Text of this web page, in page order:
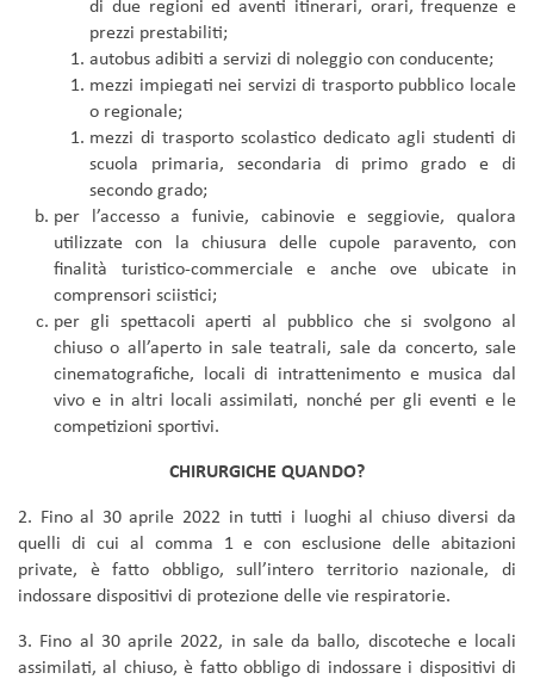
di due regioni ed aventi itinerari, orari, frequenze e
prezzi prestabiliti;
autobus adibiti a servizi di noleggio con conducente;
mezzi impiegati nei servizi di trasporto pubblico locale
o regionale;
mezzi di trasporto scolastico dedicato agli studenti di
scuola primaria, secondaria di primo grado e di
secondo grado;
per l’accesso a funivie, cabinovie e seggiovie, qualora
utilizzate con la chiusura delle cupole paravento, con
finalità turistico-commerciale e anche ove ubicate in
comprensori sciistici;
per gli spettacoli aperti al pubblico che si svolgono al
chiuso o all’aperto in sale teatrali, sale da concerto, sale
cinematografiche, locali di intrattenimento e musica dal
vivo e in altri locali assimilati, nonché per gli eventi e le
competizioni sportivi.
CHIRURGICHE QUANDO?
2. Fino al 30 aprile 2022 in tutti i luoghi al chiuso diversi da
quelli di cui al comma 1 e con esclusione delle abitazioni
private, è fatto obbligo, sull’intero territorio nazionale, di
indossare dispositivi di protezione delle vie respiratorie.
3. Fino al 30 aprile 2022, in sale da ballo, discoteche e locali
assimilati, al chiuso, è fatto obbligo di indossare i dispositivi di